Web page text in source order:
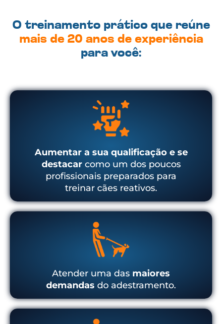
O treinamento prático que reúne
mais de 20 anos de experiência
para você:
Aumentar a sua qualificação e se
destacarcomo um dos poucos
profissionais preparados para
treinar cães reativos.
Atender uma das maiores
demandas do adestramento.